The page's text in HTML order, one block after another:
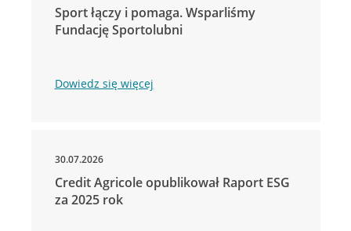
Sport łączy i pomaga. Wsparliśmy
Fundację Sportolubni
Dowiedz się więcej
30.07.2026
Credit Agricole opublikował Raport ESG
za 2025 rok